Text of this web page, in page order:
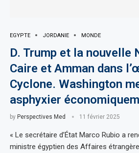
EGYPTE JORDANIE MONDE
D. Trump et la nouvelle
Caire et Amman dans
Cyclone. Washington
asphyxier
by Perspectives Med 11 février 2025
« Le secrétaire d’État Marco Rubio a
ministre égyptien des Affaires